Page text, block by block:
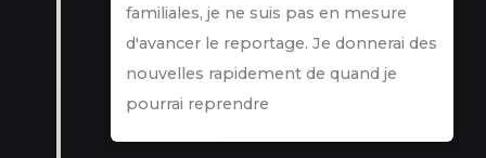
familiales, je ne suis pas en mesure
d'avancer le reportage. Je donnerai des
nouvelles rapidement de quand je
pourrai reprendre